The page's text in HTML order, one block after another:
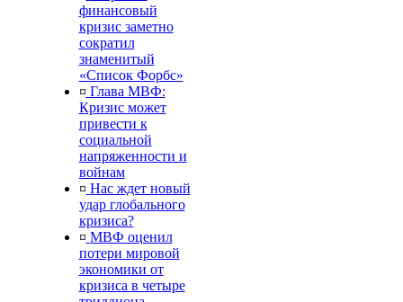
финансовый
кризис заметно
сократил
знаменитый
«Список Форбс»
¤ Глава МВФ:
Кризис может
привести к
социальной
напряженности и
войнам
¤ Нас ждет новый
удар глобального
кризиса?
¤ МВФ оценил
потери мировой
экономики от
кризиса в четыре